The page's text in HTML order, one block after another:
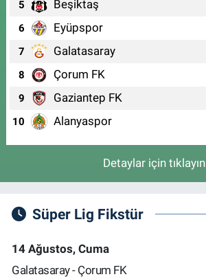
5 Beşiktaş
6 Eyüpspor
7 Galatasaray
8 Çorum FK
9 Gaziantep FK
10 Alanyaspor
Detaylar için tıklayın
Süper Lig Fikstür
14 Ağustos, Cuma
Galatasaray - Çorum FK